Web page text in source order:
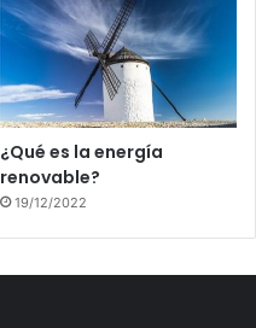
¿Qué es la energía
renovable?
19/12/2022